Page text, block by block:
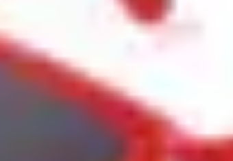
de Groupe Activités ExtrêmesActivités Créatives